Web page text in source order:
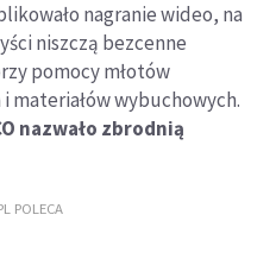
nagranie wideo, na
niszczą bezcenne
pomocy młotów
materiałów wybuchowych.
nazwało zbrodnią
POLECA